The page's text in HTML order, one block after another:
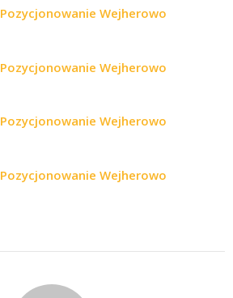
Pozycjonowanie Wejherowo
Pozycjonowanie Wejherowo
Pozycjonowanie Wejherowo
Pozycjonowanie Wejherowo